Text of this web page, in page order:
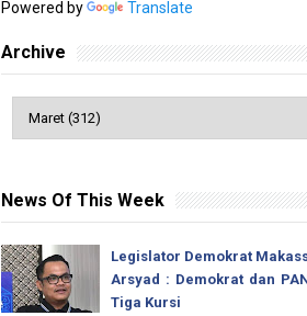
Powered by Translate
Archive
News Of This Week
Legislator Demokrat
Arsyad : Demokrat dan
Tiga Kursi